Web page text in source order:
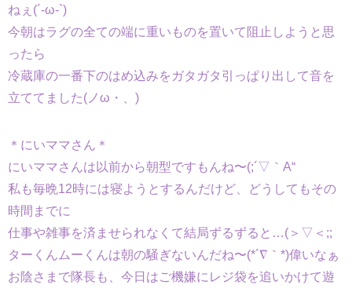
ねぇ(´-ω-`)
今朝はラグの全ての端に重いものを置いて阻止しようと思
ったら
冷蔵庫の一番下のはめ込みをガタガタ引っぱり出して音を
立ててました(ノω・、)
＊にいママさん＊
にいママさんは以前から朝型ですもんね〜(;´▽｀A“
私も毎晩12時には寝ようとするんだけど、どうしてもその
時間までに
仕事や雑事を済ませられなくて結局ずるずると…(＞▽＜;;
ターくんムーくんは朝の騒ぎないんだね〜(*´∇｀*)偉いなぁ
お陰さまで隊長も、今日はご機嫌にレジ袋を追いかけて遊